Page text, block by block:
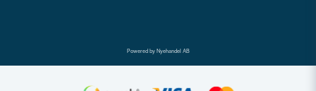
Powered by Nyehandel AB